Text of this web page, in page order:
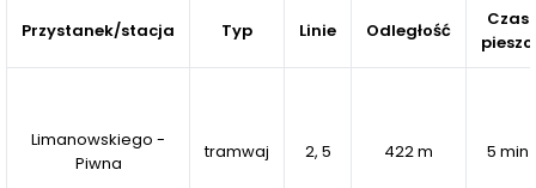
codziennych dojazdów.
W otoczeniu osiedla znajduje się wszystko, co
potrzebne do wygodnego życia – szkoły, przedszkola,
Przystanek/stacja Typ Linie Odległość
Czas
pieszo
Limanowskiego -
Piwna
tramwaj 2, 5 422 m 5 min